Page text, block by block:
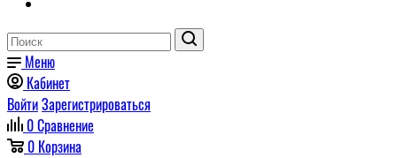
Меню
Кабинет
ВойтиЗарегистрироваться
0Сравнение
0 Корзина